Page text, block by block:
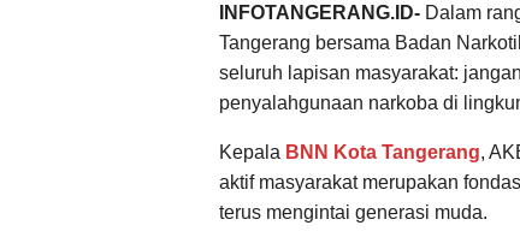
INFOTANGERANG.ID- Dalam
Tangerang bersama Badan
seluruh lapisan masyarakat:
penyalahgunaan narkoba di
Kepala BNN Kota Tangerang,
aktif masyarakat merupakan
terus mengintai generasi muda.